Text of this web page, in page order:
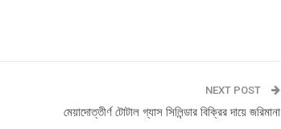
NEXT POST
মেয়াদোত্তীর্ণ টোটাল গ্যাস সিলিন্ডার বিক্রির দায়ে জরিমানা